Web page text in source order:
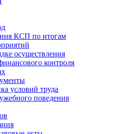
КСП по итогам
осуществления
контроля
условий труда
поведения